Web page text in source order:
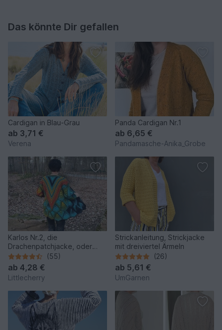
Das könnte Dir gefallen
Cardigan in Blau-Grau
ab 3,71 €
Verena
Panda Cardigan Nr.1
ab 6,65 €
Pandamasche-Anika_Grobe
Karlos Nr.2, die
Drachenpatchjacke, oder
einfach nur WOW!
(55)
ab 4,28 €
Littlecherry
Strickanleitung, Strickjacke
mit dreiviertel Ärmeln
(26)
ab 5,61 €
UmGarnen